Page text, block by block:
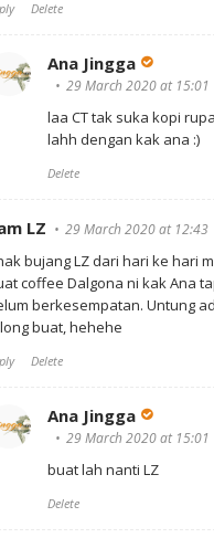
Delete
Ana Jingga
29 March 2020 at 15:01
laa CT tak suka kopi
lahh dengan kak ana :)
Delete
LZ 29 March 2020 at 12:43
bujang LZ dari hari ke hari
coffee Dalgona ni kak Ana
berkesempatan. Untung
buat, hehehe
Delete
Ana Jingga
29 March 2020 at 15:01
buat lah nanti LZ
Delete